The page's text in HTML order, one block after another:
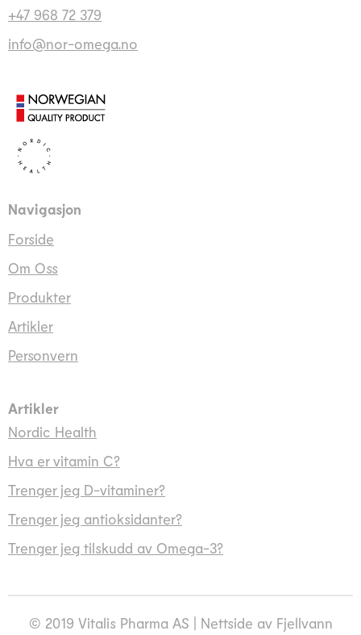
+47 968 72 379
info@nor-omega.no
Navigasjon
Forside
Om Oss
Produkter
Artikler
Personvern
Artikler
Nordic Health
Hva er vitamin C?
Trenger jeg D-vitaminer?
Trenger jeg antioksidanter?
Trenger jeg tilskudd av Omega-3?
© 2019 Vitalis Pharma AS | Nettside av Fjellvann